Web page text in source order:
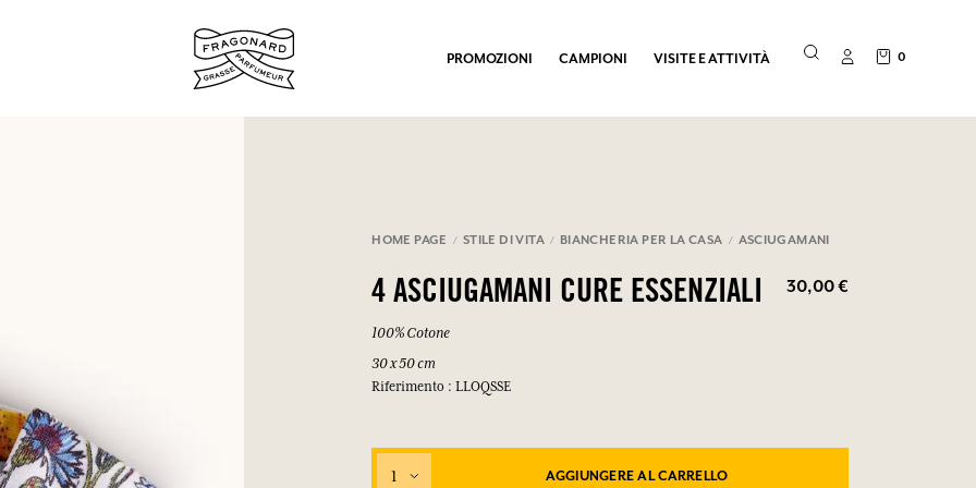
PROMOZIONI CAMPIONI VISITE E ATTIVITÀ 0
HOME PAGE STILE DI VITA BIANCHERIA PER LA CASA ASCIUGAMANI
4 ASCIUGAMANI CURE ESSENZIALI 30,00 €
100% Cotone
30 x 50 cm
Riferimento : LLOQSSE
1 AGGIUNGERE AL CARRELLO